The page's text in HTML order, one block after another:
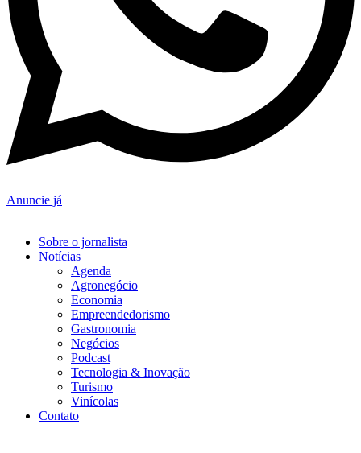
Anuncie já
Sobre o jornalista
Notícias
Agenda
Agronegócio
Economia
Empreendedorismo
Gastronomia
Negócios
Podcast
Tecnologia & Inovação
Turismo
Vinícolas
Contato